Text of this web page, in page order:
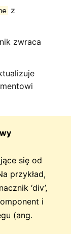
z
zwraca
się od
przykład,
‘div’,
i
(ang.